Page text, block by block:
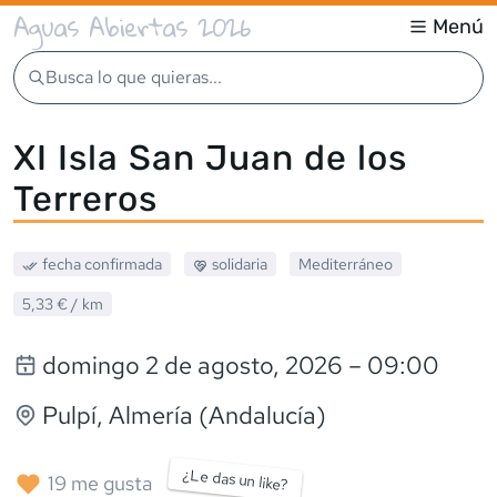
Aguas Abiertas 2026 Menú
Busca lo que quieras...
XI Isla San Juan de los
Terreros
fecha confirmada solidaria
Mediterráneo
5,33 € / km
domingo 2 de agosto, 2026 – 09:00
Pulpí, Almería (Andalucía)
19 me gusta ¿Le das un like?